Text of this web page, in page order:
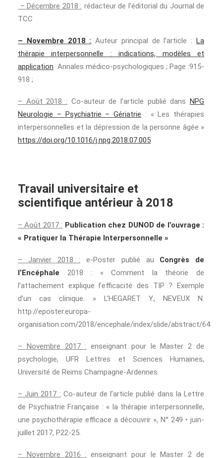
– Décembre 2018 : rédacteur de l’éditorial du Journal de
TCC
– Novembre 2018 : Auteur principal de l’article :La
thérapie interpersonnelle : indications, modèles et
application Annales médico-psychologiques ; Page :915-
918 ;
– Août 2018 : Co-auteur de l’article publié dans NPG
Neurologie – Psychiatrie – Gériatrie : « Les thérapies
interpersonnelles et la dépression de la personne âgée »
https://doi.org/10.1016/j.npg.2018.07.005
Travail universitaire et
scientifique antérieur à 2018
– Août 2017 : Publication chez DUNOD de l’ouvrage :
« Pratiquer la Thérapie Interpersonnelle »
– Janvier 2018 : e-Poster publié au Congrès de
l’Encéphale 2018 : « Comment la théorie de
l’attachement explique l’efficacité des TIP ? Exemple
d’un cas clinique. » L’HEGARET Y., NEVEUX N.
http://eposter.europa-
organisation.com/2018/encephale/index/slide/abstract/64
– Novembre 2017 : enseignant pour le Master 2 de
psychologie, UFR Lettres et Sciences Humaines,
Université de Reims Champagne-Ardennes.
– Juin 2017 : Co-auteur de l’article publié dans la Lettre
de Psychiatrie Française : « la thérapie interpersonnelle,
une psychothérapie efficace a découvrir », N° 249 • juin-
juillet 2017, P22-25.
– Novembre 2016 : enseignant pour le Master 2 de